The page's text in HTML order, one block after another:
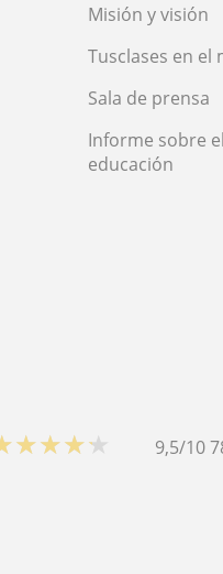
Misión y visión
Tusclases en el
Sala de prensa
Informe sobre
educación
9,5/10